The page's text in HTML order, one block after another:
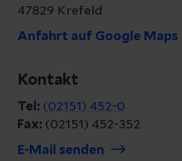
47829 Krefeld
Anfahrt auf Google Maps
Kontakt
Tel: (02151) 452-0
Fax: (02151) 452-352
E-Mail senden